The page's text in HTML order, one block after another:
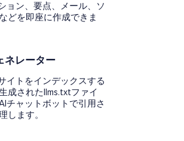
ョン、要点、メール、ソ
どを即座に作成できま
ネレーター
イトをインデックスする
成されたllms.txtファイ
チャットボットで引用さ
します。